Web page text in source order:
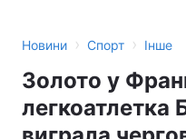
Новини › Спорт › Інше
Золото у
легкоатлетка